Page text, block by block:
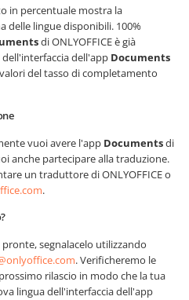
in percentuale mostra la
delle lingue disponibili. 100%
di ONLYOFFICE è già
dell'app Documents
del tasso di completamento
vuoi avere l'app Documentsdi
anche partecipare alla traduzione.
un traduttore di ONLYOFFICE o
.
segnalacelo utilizzando
. Verificheremo le
rilascio in modo che la tua
lingua dell'interfaccia dell'app